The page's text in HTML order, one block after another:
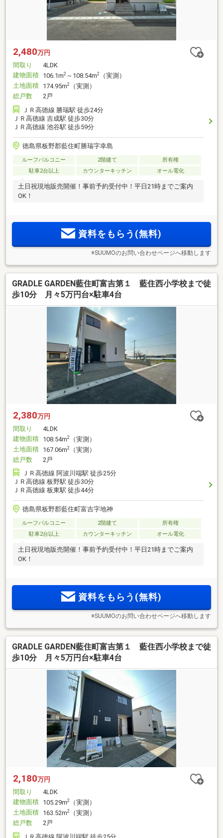
2,480万円
間取り
4LDK
建物面積 106.1m2 ～108.54m2
（実測）
土地面積 174.95m2
（実測）
総戸数
2戸
ＪＲ高徳線 勝瑞駅 徒歩24分
ＪＲ高徳線 吉成駅 徒歩30分
ＪＲ高徳線 池谷駅 徒歩59分
徳島県板野郡藍住町勝瑞字幸島
ルーフバルコニー 2階建て
所有権
駐車2台以上
カウンターキッチン オール電化
土日祝現地販売開催！事前予約受付中！平日21時までご案内
OK！
資料をもらう(無料)
※SUUMOのお問い合わせページへ移動します
GRADLE GARDEN藍住町富吉第１ 藍住西小学校まで徒
歩10分 月々5万円台×駐車4台
2,380万円
間取り
4LDK
建物面積 108.54m2
（実測）
土地面積 167.06m2
（実測）
総戸数
2戸
ＪＲ高徳線 阿波川端駅 徒歩25分
ＪＲ高徳線 板野駅 徒歩30分
ＪＲ高徳線 板東駅 徒歩44分
徳島県板野郡藍住町富吉字地神
ルーフバルコニー 2階建て
所有権
駐車2台以上
カウンターキッチン オール電化
土日祝現地販売開催！事前予約受付中！平日21時までご案内
OK！
資料をもらう(無料)
※SUUMOのお問い合わせページへ移動します
GRADLE GARDEN藍住町富吉第１ 藍住西小学校まで徒
歩10分 月々5万円台×駐車4台
2,180万円
間取り
4LDK
建物面積 105.29m2
（実測）
土地面積 163.52m2
（実測）
総戸数
2戸